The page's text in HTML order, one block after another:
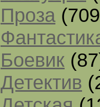
Проза
Боевик
Детектив